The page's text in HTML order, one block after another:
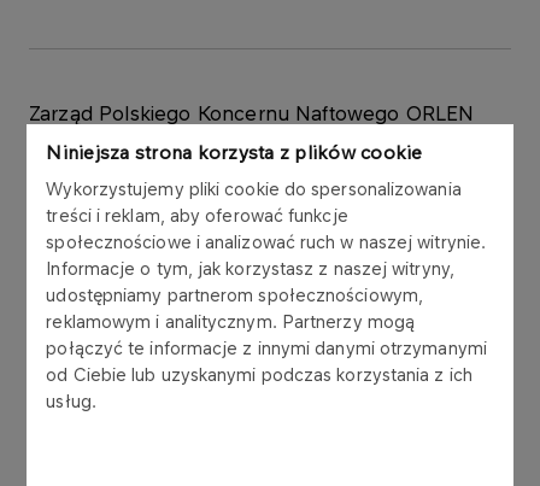
Niniejsza strona korzysta z plików cookie
Wykorzystujemy pliki cookie do spersonalizowania
treści i reklam, aby oferować funkcje
społecznościowe i analizować ruch w naszej witrynie.
Informacje o tym, jak korzystasz z naszej witryny,
udostępniamy partnerom społecznościowym,
reklamowym i analitycznym. Partnerzy mogą
połączyć te informacje z innymi danymi otrzymanymi
od Ciebie lub uzyskanymi podczas korzystania z ich
usług.
Zarząd Polskiego Koncernu Naftowego ORLEN
S.A. („PKN ORLEN S.A.”) informuje, że Zakłady
PKN ORLEN S.A., nabyła na rynku wtórnym od
Banku PEKAO S.A., w dniu 23 lipca 2008 roku,
transzę 100 obligacji wyemitowanych przez PKN
ORLEN S.A. o wartości nominalnej jednej obligacji
wynoszącej 100 000 PLN („Obligacje”).
Jednostkowa cena nabycia Obligacji wyniosła 99
792,10 PLN. Wykup Obligacji nastąpi 4 sierpnia